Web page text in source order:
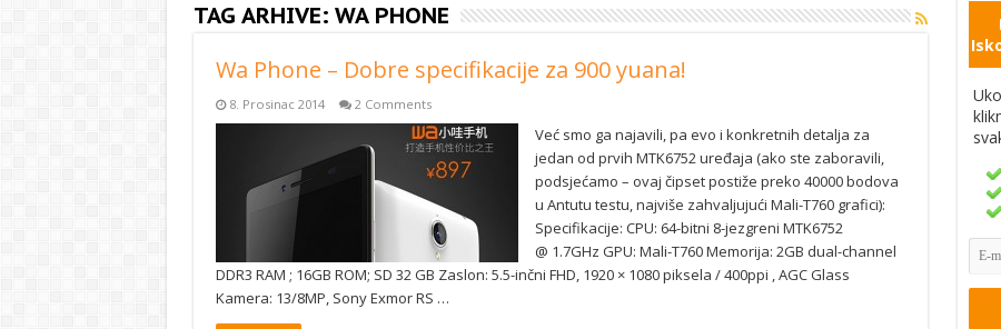
TAG ARHIVE: WA PHONE
Wa Phone – Dobre specifikacije za 900 yuana!
8. Prosinac 2014 2 Comments
Već smo ga najavili, pa evo i konkretnih detalja za
jedan od prvih MTK6752 uređaja (ako ste zaboravili,
podsjećamo – ovaj čipset postiže preko 40000 bodova
u Antutu testu, najviše zahvaljujući Mali-T760 grafici):
Specifikacije: CPU: 64-bitni 8-jezgreni MTK6752
@ 1.7GHz GPU: Mali-T760 Memorija: 2GB dual-channel
DDR3 RAM ; 16GB ROM; SD 32 GB Zaslon: 5.5-inčni FHD, 1920 × 1080 piksela / 400ppi , AGC Glass
Kamera: 13/8MP, Sony Exmor RS …